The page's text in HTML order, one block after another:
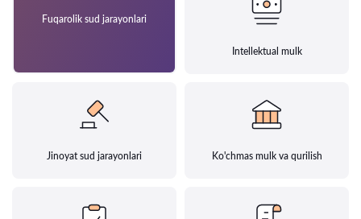
Fuqarolik sud jarayonlari
Intellektual mulk
Jinoyat sud jarayonlari Ko'chmas mulk va qurilish